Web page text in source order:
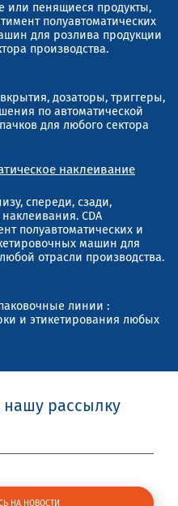
или пенящиеся продукты,
полуавтоматических
для розлива продукции
производства.
дозаторы, триггеры,
по автоматической
для любого сектора
наклеивание
спереди, сзади,
CDA
полуавтоматических и
машин для
отрасли производства.
линии :
и этикетирования любых
рассылку